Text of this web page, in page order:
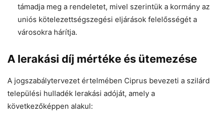
támadja meg a rendeletet, mivel szerintük a kormány az
uniós kötelezettségszegési eljárások felelősségét a
városokra hárítja.
A lerakási díj mértéke és ütemezése
A jogszabálytervezet értelmében Ciprus bevezeti a szilárd
települési hulladék lerakási adóját, amely a
következőképpen alakul: